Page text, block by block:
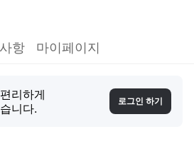
항 마이페이지
리하게
니다.
로그인 하기